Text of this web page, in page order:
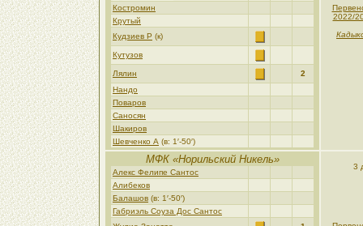
Костромин
Крутый
Кудзиев Р (к)
Кутузов
Лялин
2
Нандо
Поваров
Саносян
Шакиров
Шевченко А (в: 1′-50′)
2022/
МФК «Норильский Никель»
Алекс Фелипе Сантос
Алибеков
Балашов (в: 1′-50′)
Габриэль Соуза Дос Сантос
3